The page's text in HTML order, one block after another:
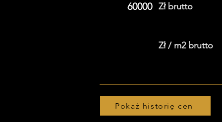
60000 Zł brutto
Zł / m2 brutto
Pokaż historię cen